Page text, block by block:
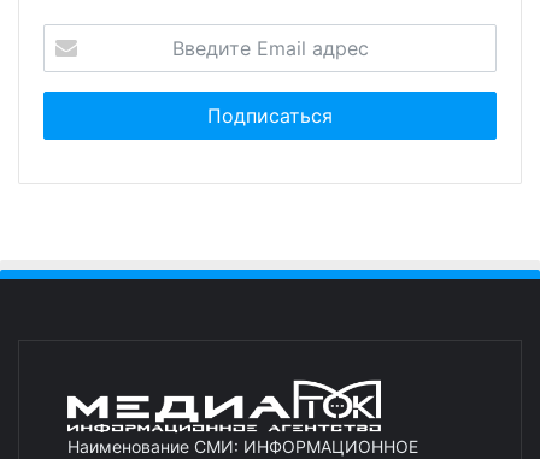
Наименование СМИ: ИНФОРМАЦИОННОЕ